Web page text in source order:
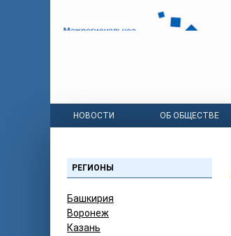
НОВОСТИ ОБ ОБЩЕСТВЕ
РЕГИОНЫ
Башкирия
Воронеж
Казань